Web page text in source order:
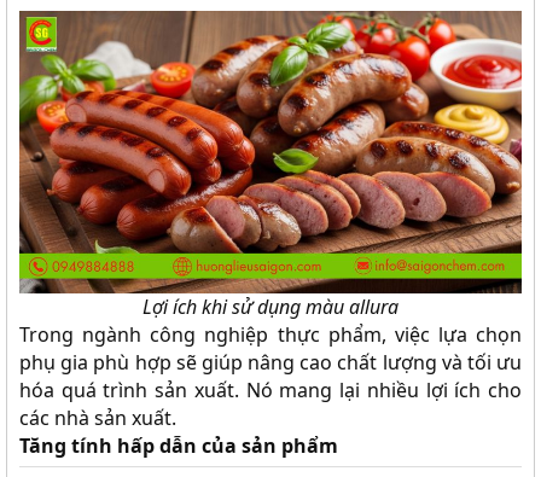
Lợi ích khi sử dụng màu allura
Trong ngành công nghiệp thực phẩm, việc lựa chọn
phụ gia phù hợp sẽ giúp nâng cao chất lượng và tối ưu
hóa quá trình sản xuất. Nó mang lại nhiều lợi ích cho
các nhà sản xuất.
Tăng tính hấp dẫn của sản phẩm